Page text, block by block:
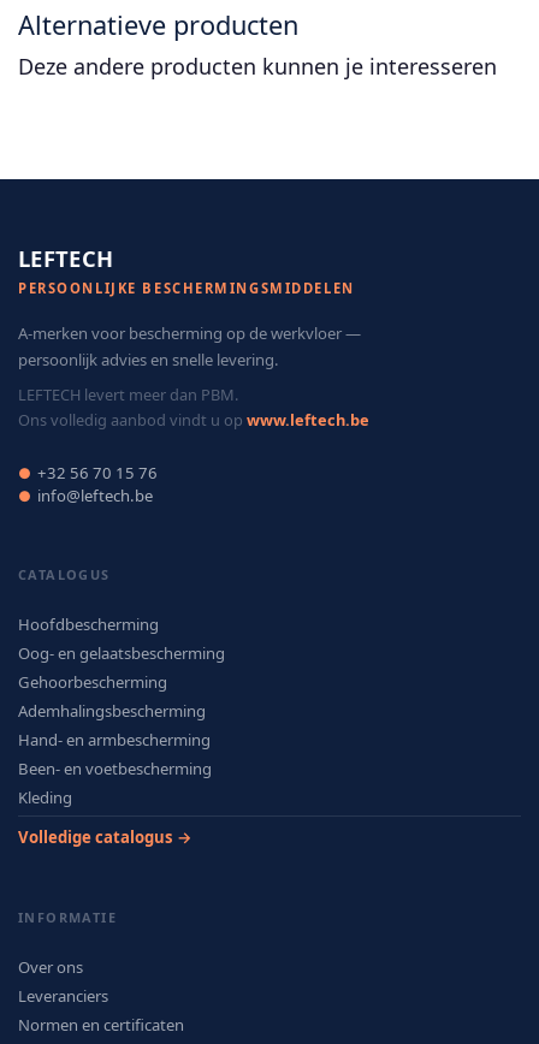
Alternatieve producten
Deze andere producten kunnen je interesseren
LEFTECH
PERSOONLIJKE BESCHERMINGSMIDDELEN
A-merken voor bescherming op de werkvloer —
persoonlijk advies en snelle levering.
LEFTECH levert meer dan PBM.
Ons volledig aanbod vindt u op www.leftech.be
● +32 56 70 15 76
● info@leftech.be
CATALOGUS
Hoofdbescherming
Oog- en gelaatsbescherming
Gehoorbescherming
Ademhalingsbescherming
Hand- en armbescherming
Been- en voetbescherming
Kleding
Volledige catalogus →
INFORMATIE
Over ons
Leveranciers
Normen en certificaten